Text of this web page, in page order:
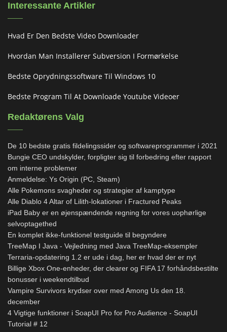
Interessante Artikler
Hvad Er Den Bedste Video Downloader
Hvordan Man Installerer Subversion I Formørkelse
Bedste Oprydningssoftware Til Windows 10
Bedste Program Til At Downloade Youtube Videoer
Redaktørens Valg
De 10 bedste gratis fildelingssider og softwareprogrammer i 2021
Bungie CEO undskylder, forpligter sig til forbedring efter rapport
om interne problemer
Anmeldelse: Ys Origin (PC, Steam)
Alle Pokemons svagheder og strategier af kamptype
Alle Diablo 4 Altar of Lilith-lokationer i Fractured Peaks
iPad Baby er en øjenspændende regning for vores uophørlige
selvoptagethed
En komplet ikke-funktionel testguide til begyndere
TreeMap I Java - Vejledning med Java TreeMap-eksempler
Terraria-opdatering 1.2 er ude i dag, her er hvad der er nyt
Billige Xbox One-enheder, der clearer og FIFA 17 forhåndsbestilte
bonusser i weekendtilbud
Vampire Survivors krydser over med Among Us den 18.
december
4 Vigtige funktioner i SoapUI Pro for Pro Audience - SoapUI
Tutorial # 12